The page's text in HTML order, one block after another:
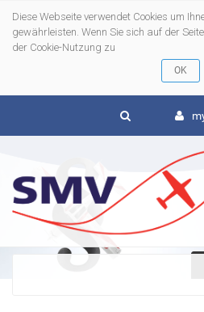
Diese Webseite verwendet Cookies um
gewährleisten. Wenn Sie sich auf der
der Cookie-Nutzung zu